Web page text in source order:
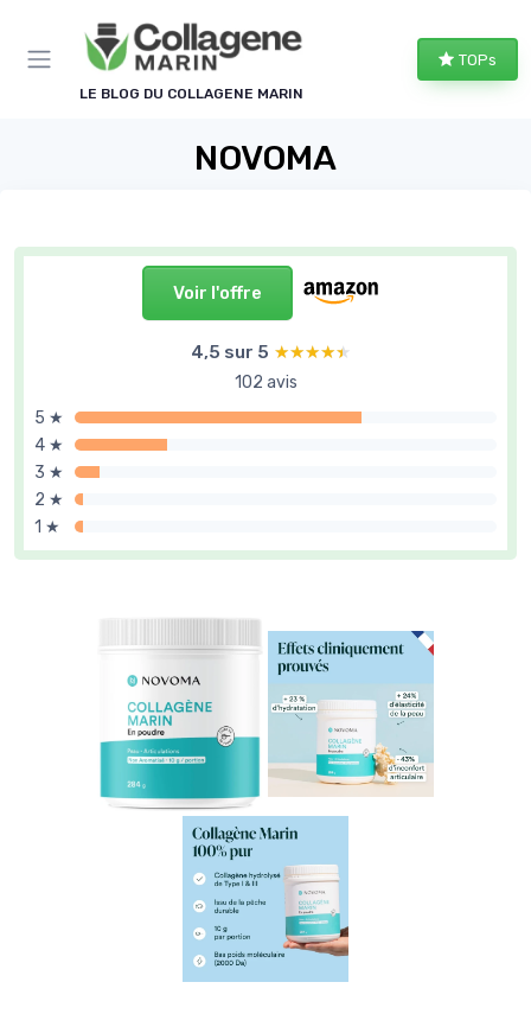
LE BLOG DU COLLAGENE MARIN
TOPs
NOVOMA
Voir l'offre
4,5 sur 5 ★★★★★
★★★★★
102 avis
5 ★
4 ★
3 ★
2 ★
1 ★